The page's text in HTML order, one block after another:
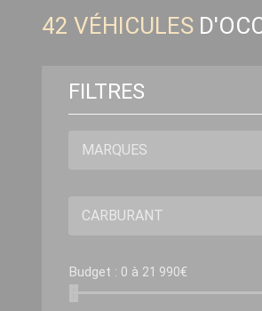
42 VÉHICULES
FILTRES
Budget : 0 à 21 990€